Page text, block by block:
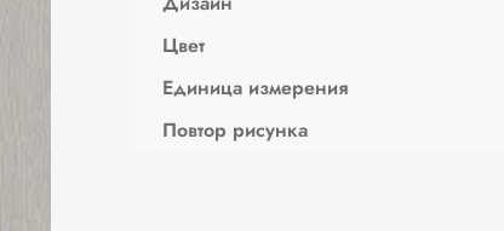
Цвет
Единица измерения
Повтор рисунка